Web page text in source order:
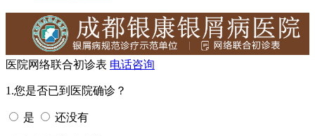
医院网络联合初诊表 电话咨询
1.您是否已到医院确诊？
是 还没有